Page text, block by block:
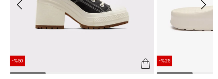
-%50 -%25